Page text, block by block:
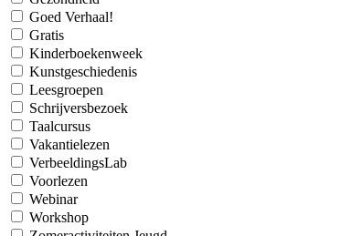
Goed Verhaal!
Gratis
Kinderboekenweek
Kunstgeschiedenis
Leesgroepen
Schrijversbezoek
Taalcursus
Vakantielezen
VerbeeldingsLab
Voorlezen
Webinar
Workshop